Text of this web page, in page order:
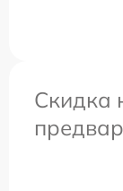
Скидка